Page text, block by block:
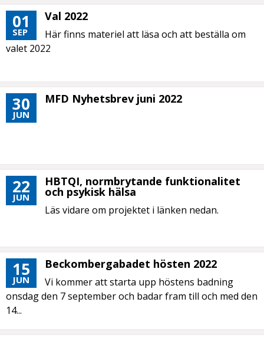
01
SEP
Val 2022
Här finns materiel att läsa och att beställa om
valet 2022
30
JUN
MFD Nyhetsbrev juni 2022
22
JUN
HBTQI, normbrytande funktionalitet
och psykisk hälsa
Läs vidare om projektet i länken nedan.
15
JUN
Beckombergabadet hösten 2022
Vi kommer att starta upp höstens badning
onsdag den 7 september och badar fram till och med den
14...